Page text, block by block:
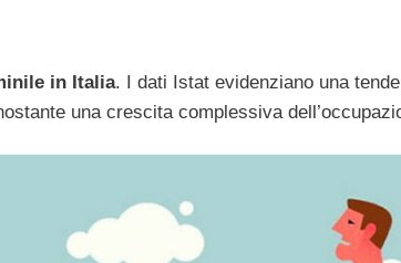
in Italia. I dati Istat evidenziano una
una crescita complessiva